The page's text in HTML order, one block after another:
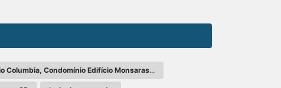
Columbia, Condomínio Edifício Monsaras...